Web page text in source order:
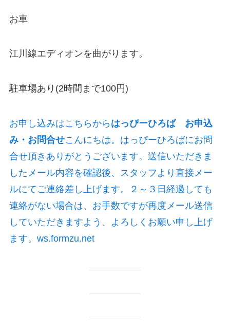
お車
江川線エディオンを曲がります。
駐車場あり(2時間まで100円)
お申し込みはこちらから はっぴーひろば お申込
み・お問合せこんにちは。はっぴーひろばにお問
合せ頂きありがとうございます。送信いただきま
したメール内容を確認後、スタッフより直接メー
ルにてご連絡差し上げます。２～３日経過しても
連絡がない場合は、お手数ですが再度メール送信
していただきますよう、よろしくお願い申し上げ
ます。ws.formzu.net